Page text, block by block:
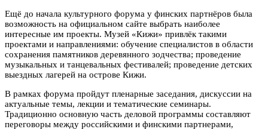
Ещё до начала культурного форума у финских партнёров была
возможность на официальном сайте выбрать наиболее
интересные им проекты. Музей «Кижи» привлёк такими
проектами и направлениями: обучение специалистов в области
сохранения памятников деревянного зодчества; проведение
музыкальных и танцевальных фестивалей; проведение детских
выездных лагерей на острове Кижи.
В рамках форума пройдут пленарные заседания, дискуссии на
актуальные темы, лекции и тематические семинары.
Традиционно основную часть деловой программы составляют
переговоры между российскими и финскими партнерами,